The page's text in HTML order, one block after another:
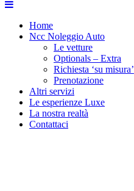
Home
Ncc Noleggio Auto
Le vetture
Optionals – Extra
Richiesta ‘su misura’
Prenotazione
Altri servizi
Le esperienze Luxe
La nostra realtà
Contattaci